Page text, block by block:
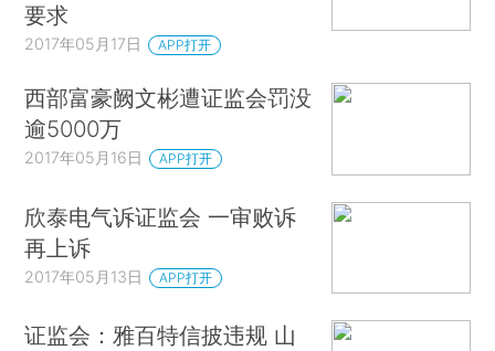
要求
2017年05月17日 APP打开
西部富豪阙文彬遭证监会罚没
逾5000万
2017年05月16日 APP打开
欣泰电气诉证监会 一审败诉
再上诉
2017年05月13日 APP打开
证监会：雅百特信披违规 山